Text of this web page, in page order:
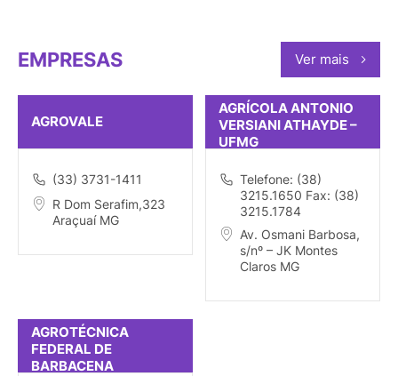
EMPRESAS Ver mais
AGROVALE
(33) 3731-1411
R Dom Serafim,323
Araçuaí MG
AGRÍCOLA ANTONIO
VERSIANI ATHAYDE –
UFMG
Telefone: (38)
3215.1650 Fax: (38)
3215.1784
Av. Osmani Barbosa,
s/nº – JK Montes
Claros MG
AGROTÉCNICA
FEDERAL DE
BARBACENA